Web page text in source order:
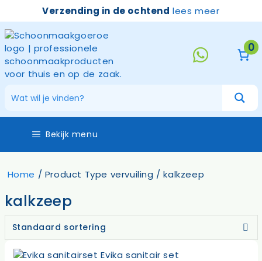
de
inhoud
Verzending in de ochtend lees meer
0
Bekijk menu
Home / Product Type vervuiling / kalkzeep
kalkzeep